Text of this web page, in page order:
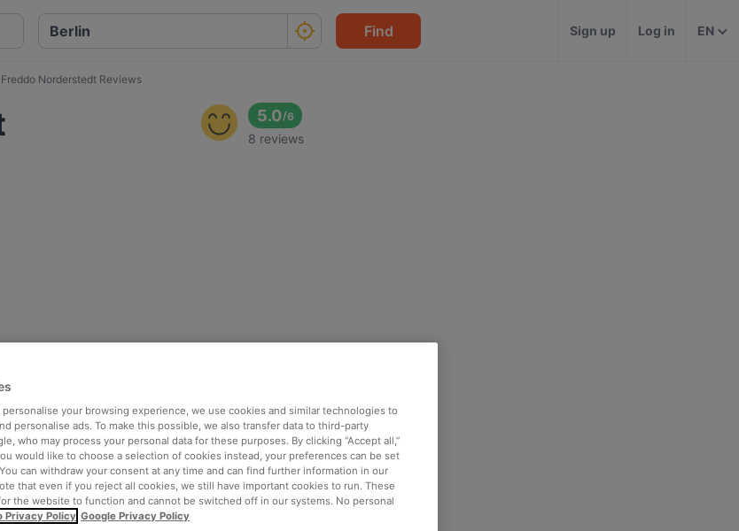
Find Sign up Log in EN
Norderstedt Reviews
5.0/6
8 reviews
your browsing experience, we use cookies and similar technologies to
personalise ads. To make this possible, we also transfer data to third-party
who may process your personal data for these purposes. By clicking “Accept all,”
would like to choose a selection of cookies instead, your preferences can be set
can withdraw your consent at any time and can find further information in our
that even if you reject all cookies, we still have important cookies to run. These
the website to function and cannot be switched off in our systems. No personal
Privacy Policy Google Privacy Policy